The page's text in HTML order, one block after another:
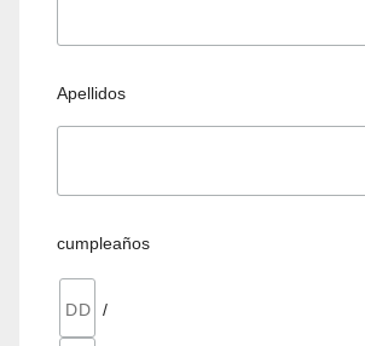
Apellidos
cumpleaños
/